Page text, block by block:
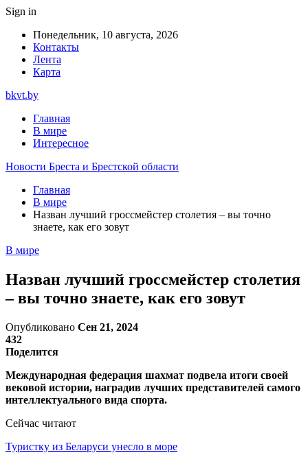
Sign in
Понедельник, 10 августа, 2026
Контакты
Лента
Карта
bkvt.by
Главная
В мире
Интересное
Новости Бреста и Брестской области
Главная
В мире
Назван лучший гроссмейстер столетия – вы точно
знаете, как его зовут
В мире
Назван лучший гроссмейстер столетия
– вы точно знаете, как его зовут
Опубликовано Сен 21, 2024
432
Поделится
Международная федерация шахмат подвела итоги своей
вековой истории, наградив лучших представителей самого
интеллектуального вида спорта.
Сейчас читают
Туристку из Беларуси унесло в море